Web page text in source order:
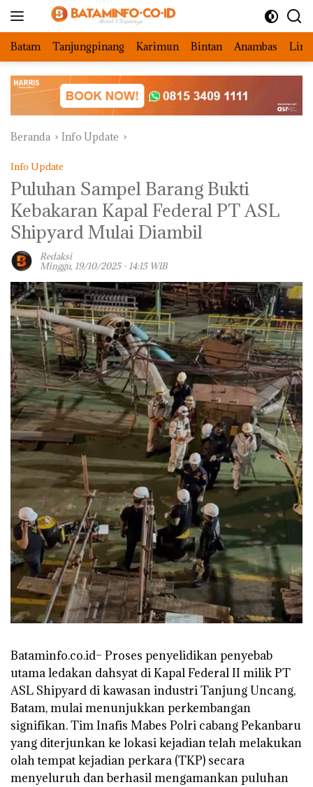
Batam Tanjungpinang Karimun Bintan Anambas
Beranda Info Update
Info Update
Puluhan Sampel Barang Bukti
Kebakaran Kapal Federal PT ASL
Shipyard Mulai Diambil
Redaksi
Minggu, 19/10/2025 - 14:15 WIB
Bataminfo.co.id– Proses penyelidikan penyebab
utama ledakan dahsyat di Kapal Federal II milik PT
ASL Shipyard di kawasan industri Tanjung Uncang,
Batam, mulai menunjukkan perkembangan
signifikan. Tim Inafis Mabes Polri cabang Pekanbaru
yang diterjunkan ke lokasi kejadian telah melakukan
olah tempat kejadian perkara (TKP) secara
menyeluruh dan berhasil mengamankan puluhan